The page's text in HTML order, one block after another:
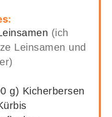
(ich
Leinsamen und
g) Kicherbersen